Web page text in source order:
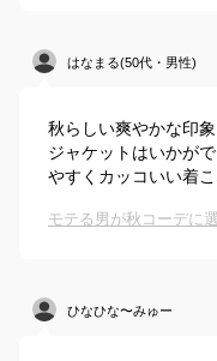
はなまる(50代・男性)
秋らしい爽やかな印
ジャケットはいかが
やすくカッコいい着
ひなひな〜みゅー